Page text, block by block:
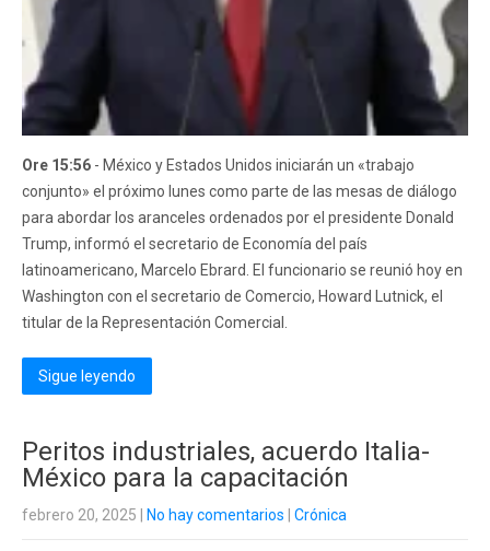
Ore 15:56 - México y Estados Unidos iniciarán un «trabajo
conjunto» el próximo lunes como parte de las mesas de diálogo
para abordar los aranceles ordenados por el presidente Donald
Trump, informó el secretario de Economía del país
latinoamericano, Marcelo Ebrard. El funcionario se reunió hoy en
Washington con el secretario de Comercio, Howard Lutnick, el
titular de la Representación Comercial.
Sigue leyendo
Peritos industriales, acuerdo Italia-
México para la capacitación
febrero 20, 2025 No hay comentarios Crónica